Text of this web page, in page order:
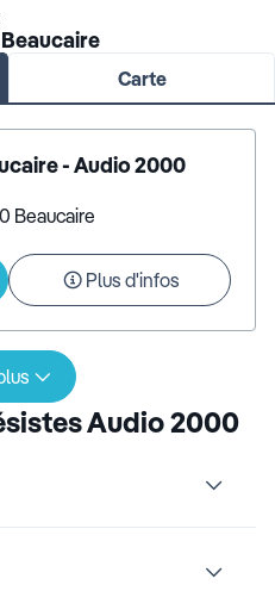
Carte
- Audio 2000
Beaucaire
Plus d'infos
Audio 2000